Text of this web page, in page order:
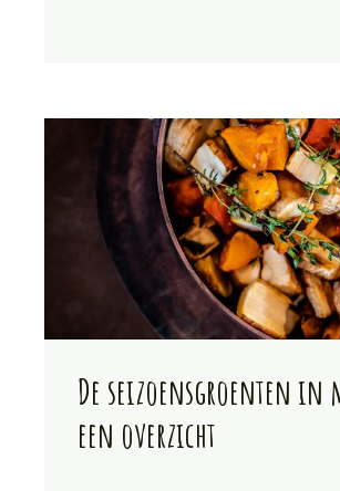
De seizoensgroenten in
een overzicht